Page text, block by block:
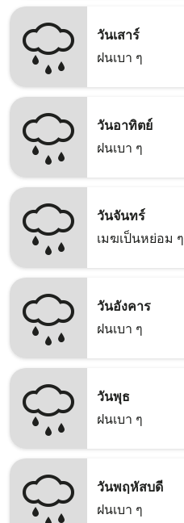
วันเสาร์
ฝนเบา ๆ
วันอาทิตย์
ฝนเบา ๆ
วันจันทร์
เมฆเป็นหย่อม ๆ
วันอังคาร
ฝนเบา ๆ
วันพุธ
ฝนเบา ๆ
วันพฤหัสบดี
ฝนเบา ๆ